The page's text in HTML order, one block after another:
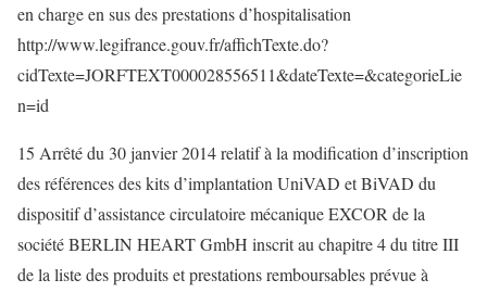
en charge en sus des prestations d’hospitalisation
http://www.legifrance.gouv.fr/affichTexte.do?
cidTexte=JORFTEXT000028556511&dateTexte=&categorieLie
n=id
15 Arrêté du 30 janvier 2014 relatif à la modification d’inscription
des références des kits d’implantation UniVAD et BiVAD du
dispositif d’assistance circulatoire mécanique EXCOR de la
société BERLIN HEART GmbH inscrit au chapitre 4 du titre III
de la liste des produits et prestations remboursables prévue à